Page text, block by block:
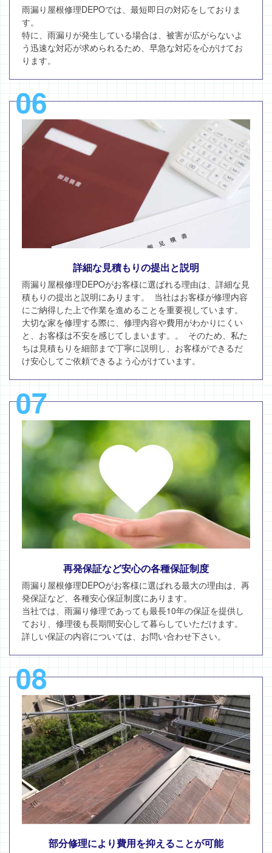
雨漏り屋根修理DEPOでは、最短即日の対応をしておりま
す。
特に、雨漏りが発生している場合は、被害が広がらないよ
う迅速な対応が求められるため、早急な対応を心がけてお
ります。
06
詳細な見積もりの提出と説明
雨漏り屋根修理DEPOがお客様に選ばれる理由は、詳細な見
積もりの提出と説明にあります。 当社はお客様が修理内容
にご納得した上で作業を進めることを重要視しています。
大切な家を修理する際に、修理内容や費用がわかりにくい
と、お客様は不安を感じてしまいます。。 そのため、私た
ちは見積もりを細部まで丁寧に説明し、お客様ができるだ
け安心してご依頼できるよう心がけています。
07
再発保証など安心の各種保証制度
雨漏り屋根修理DEPOがお客様に選ばれる最大の理由は、再
発保証など、各種安心保証制度にあります。
当社では、雨漏り修理であっても最長10年の保証を提供し
ており、修理後も長期間安心して暮らしていただけます。
詳しい保証の内容については、お問い合わせ下さい。
08
部分修理により費用を抑えることが可能